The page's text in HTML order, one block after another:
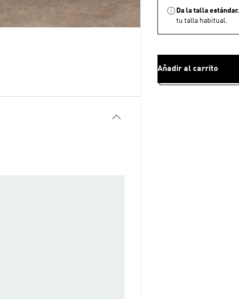
Da la talla estándar.
tu talla habitual.
Añadir al carrito